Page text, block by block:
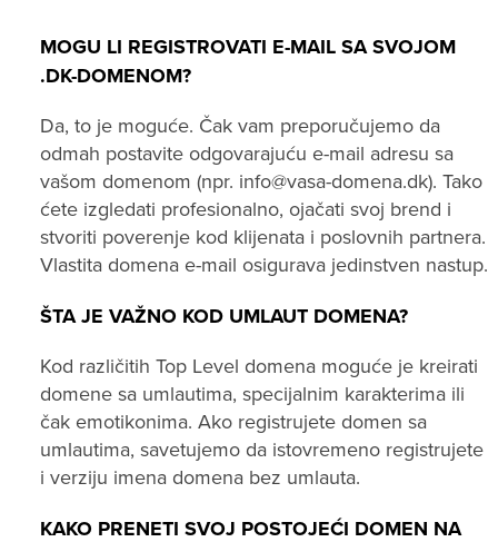
MOGU LI REGISTROVATI E-MAIL SA SVOJOM
.DK-DOMENOM?
Da, to je moguće. Čak vam preporučujemo da
odmah postavite odgovarajuću e-mail adresu sa
vašom domenom (npr. info@vasa-domena.dk). Tako
ćete izgledati profesionalno, ojačati svoj brend i
stvoriti poverenje kod klijenata i poslovnih partnera.
Vlastita domena e-mail osigurava jedinstven nastup.
ŠTA JE VAŽNO KOD UMLAUT DOMENA?
Kod različitih Top Level domena moguće je kreirati
domene sa umlautima, specijalnim karakterima ili
čak emotikonima. Ako registrujete domen sa
umlautima, savetujemo da istovremeno registrujete
i verziju imena domena bez umlauta.
KAKO PRENETI SVOJ POSTOJEĆI DOMEN NA